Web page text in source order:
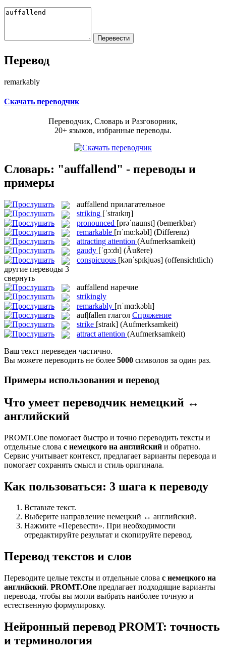
Перевод
remarkably
Скачать переводчик
Переводчик, Словарь и Разговорник,
20+ языков, избранные переводы.
Словарь: "auffallend" - переводы и
примеры
auffallend прилагательное
striking [ˈstraɪkɪŋ]
pronounced [prəˈnaunst] (bemerkbar)
remarkable [rɪˈmɑ:kəbl] (Differenz)
attracting attention (Aufmerksamkeit)
gaudy [ˈɡɔ:dɪ] (Äußere)
conspicuous [kənˈspɪkjuəs] (offensichtlich)
другие переводы 3
свернуть
auffallend наречие
strikingly
remarkably [rɪˈmɑ:kəblɪ]
auf|fallen глагол Спряжение
strike [straɪk] (Aufmerksamkeit)
attract attention (Aufmerksamkeit)
Ваш текст переведен частично.
Вы можете переводить не более 5000 символов за один раз.
Примеры использования и перевод
Что умеет переводчик немецкий ↔
английский
PROMT.One помогает быстро и точно переводить тексты и
отдельные слова с немецкого на английский и обратно.
Сервис учитывает контекст, предлагает варианты перевода и
помогает сохранять смысл и стиль оригинала.
Как пользоваться: 3 шага к переводу
Вставьте текст.
Выберите направление немецкий ↔ английский.
Нажмите «Перевести». При необходимости
отредактируйте результат и скопируйте перевод.
Перевод текстов и слов
Переводите целые тексты и отдельные слова с немецкого на
английский. PROMT.One предлагает подходящие варианты
перевода, чтобы вы могли выбрать наиболее точную и
естественную формулировку.
Нейронный перевод PROMT: точность
и терминология